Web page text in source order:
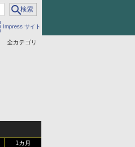
Impress サイト
全カテゴリ
1カ月